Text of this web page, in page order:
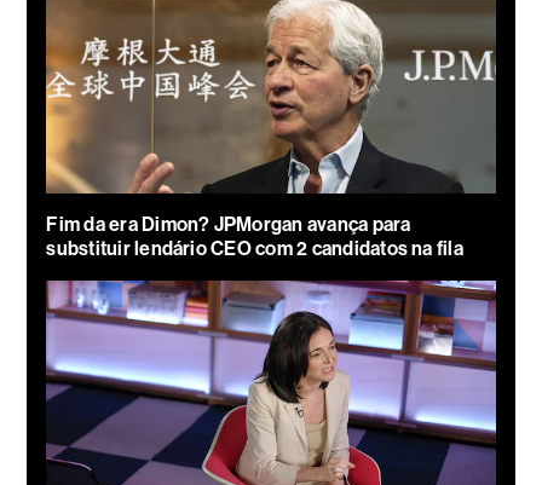
Fim da era Dimon? JPMorgan avança para
substituir lendário CEO com 2 candidatos na fila